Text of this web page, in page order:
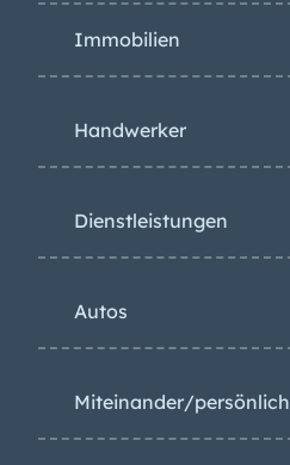
Immobilien
Handwerker
Dienstleistungen
Autos
Miteinander/persönlich